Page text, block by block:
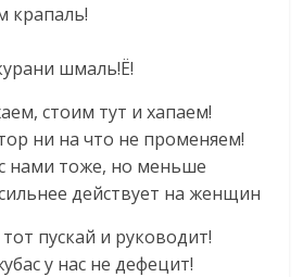
крапаль!
шмаль!Ё!
стоим тут и хапаем!
ни на что не променяем!
нами тоже, но меньше
действует на женщин
пускай и руководит!
у нас не дефецит!